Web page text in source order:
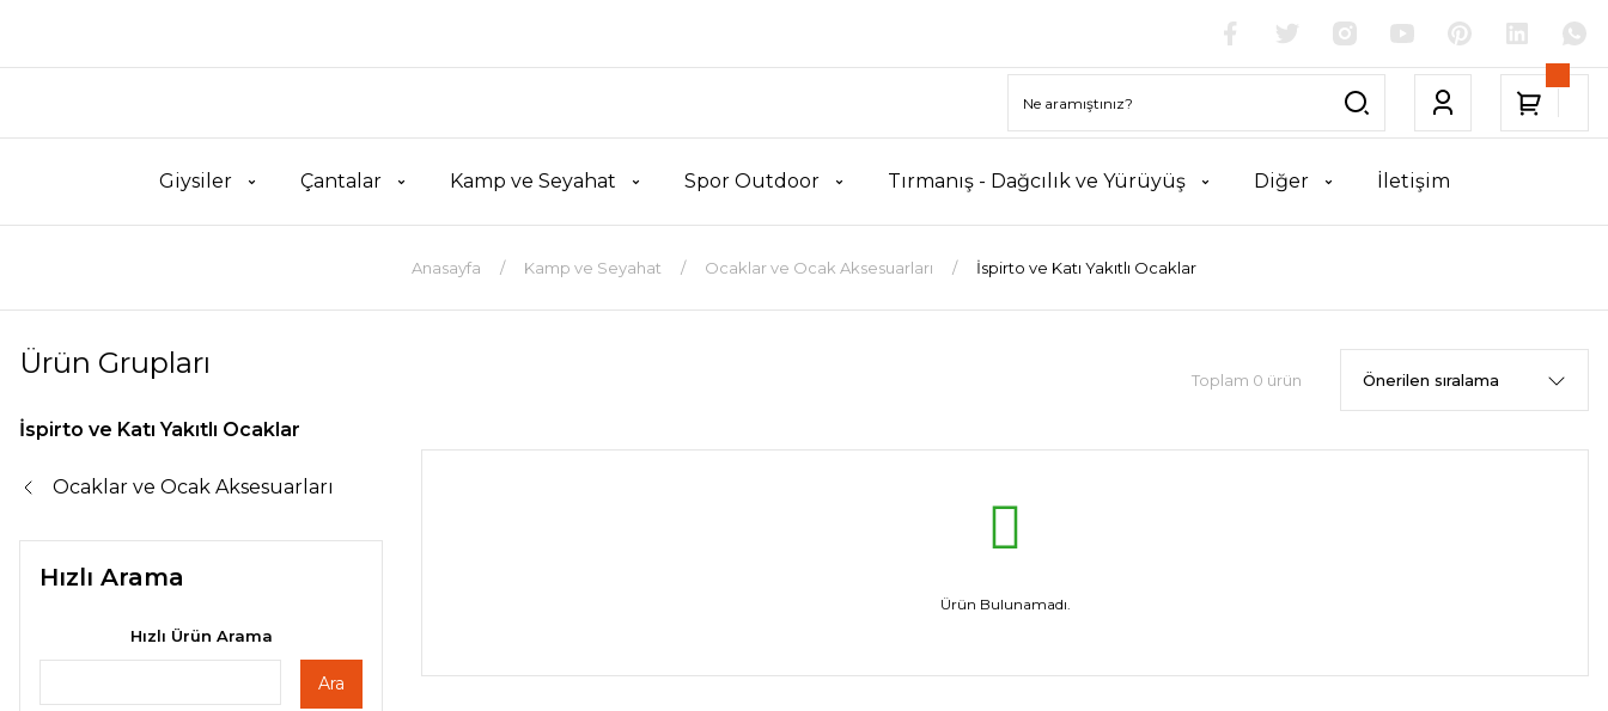
Giysiler Çantalar Kamp ve Seyahat Spor Outdoor Tırmanış - Dağcılık ve Yürüyüş Diğer İletişim
Anasayfa Kamp ve Seyahat Ocaklar ve Ocak Aksesuarları İspirto ve Katı Yakıtlı Ocaklar
Ürün Grupları
İspirto ve Katı Yakıtlı Ocaklar
Ocaklar ve Ocak Aksesuarları
Hızlı Arama
Hızlı Ürün Arama
Ara
Toplam 0 ürün
Ürün Bulunamadı.